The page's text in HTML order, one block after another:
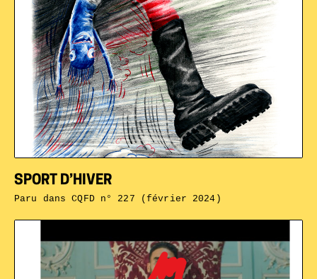
SPORT D’HIVER
Paru dansCQFD n° 227 (février 2024)